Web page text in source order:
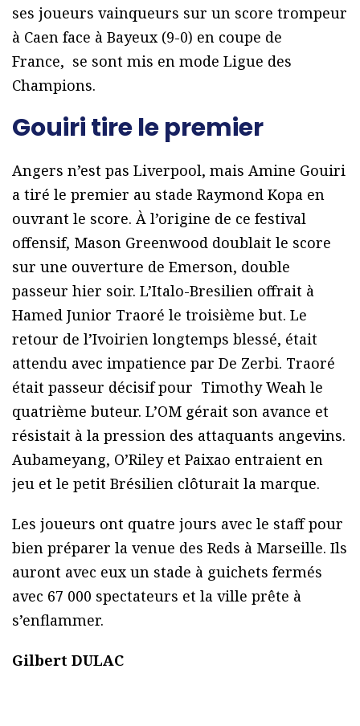
ses joueurs vainqueurs sur un score trompeur
à Caen face à Bayeux (9-0) en coupe de
France, se sont mis en mode Ligue des
Champions.
Gouiri tire le premier
Angers n’est pas Liverpool, mais Amine Gouiri
a tiré le premier au stade Raymond Kopa en
ouvrant le score. À l’origine de ce festival
offensif, Mason Greenwood doublait le score
sur une ouverture de Emerson, double
passeur hier soir. L’Italo-Bresilien offrait à
Hamed Junior Traoré le troisième but. Le
retour de l’Ivoirien longtemps blessé, était
attendu avec impatience par De Zerbi. Traoré
était passeur décisif pour Timothy Weah le
quatrième buteur. L’OM gérait son avance et
résistait à la pression des attaquants angevins.
Aubameyang, O’Riley et Paixao entraient en
jeu et le petit Brésilien clôturait la marque.
Les joueurs ont quatre jours avec le staff pour
bien préparer la venue des Reds à Marseille. Ils
auront avec eux un stade à guichets fermés
avec 67 000 spectateurs et la ville prête à
s’enflammer.
Gilbert DULAC